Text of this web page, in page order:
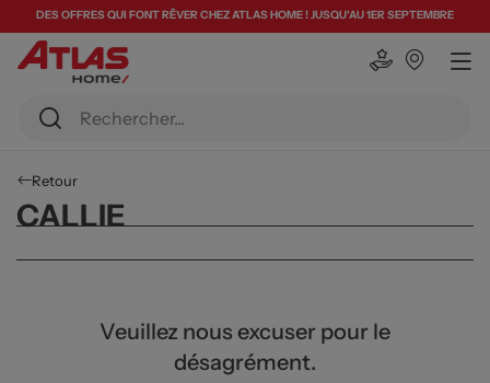
DES OFFRES QUI FONT RÊVER CHEZ ATLAS HOME ! JUSQU'AU 1ER SEPTEMBRE
Retour
CALLIE
Veuillez nous excuser pour le
désagrément.